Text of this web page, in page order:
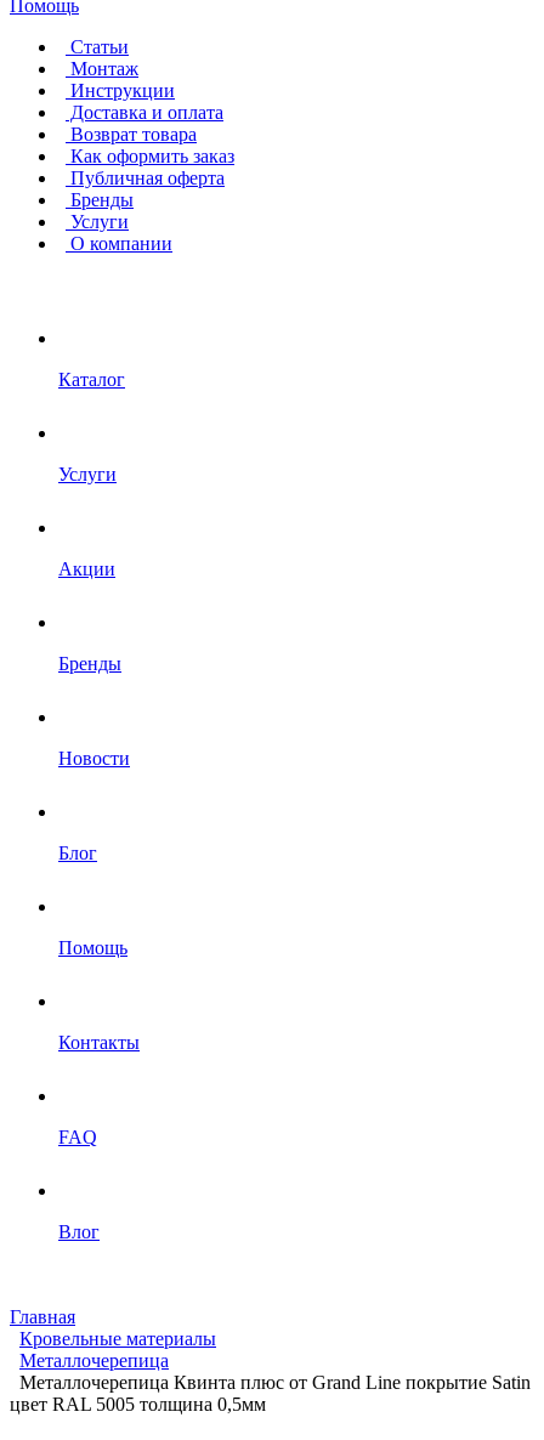
Помощь
Статьи
Монтаж
Инструкции
Доставка и оплата
Возврат товара
Как оформить заказ
Публичная оферта
Бренды
Услуги
О компании
Каталог
Услуги
Акции
Бренды
Новости
Блог
Помощь
Контакты
FAQ
Влог
Главная
Кровельные материалы
Металлочерепица
Металлочерепица Квинта плюс от Grand Line покрытие Satin
цвет RAL 5005 толщина 0,5мм